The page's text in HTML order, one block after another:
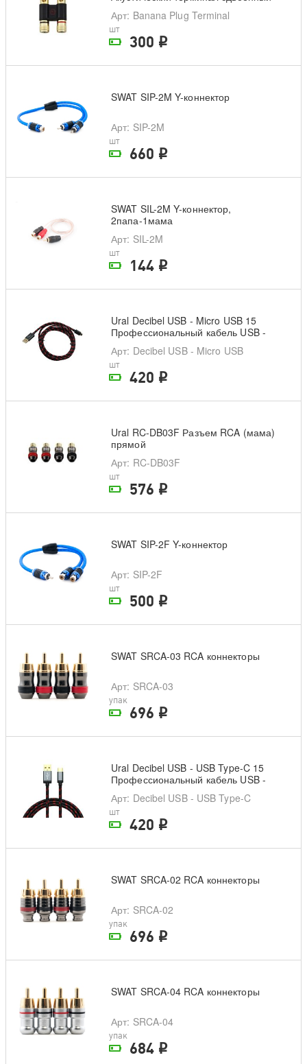
На складе поставщика
"банан"
Арт: Banana Plug Terminal
шт
300 i
На складе поставщика
SWAT SIP-2M Y-коннектор
Арт: SIP-2M
шт
660 i
На складе поставщика
SWAT SIL-2M Y-коннектор,
2папа-1мама
Арт: SIL-2M
шт
144 i
На складе поставщика
Ural Decibel USB - Micro USB 15
Профессиональный кабель USB -
Micro USB
Арт: Decibel USB - Micro USB
шт
420 i
На складе поставщика
Ural RC-DB03F Разъем RCA (мама)
прямой
Арт: RC-DB03F
шт
576 i
На складе поставщика
SWAT SIP-2F Y-коннектор
Арт: SIP-2F
шт
500 i
На складе поставщика
SWAT SRCA-03 RCA коннекторы
Арт: SRCA-03
упак
696 i
На складе поставщика
Ural Decibel USB - USB Type-C 15
Профессиональный кабель USB -
USB Type-C
Арт: Decibel USB - USB Type-C
шт
420 i
На складе поставщика
SWAT SRCA-02 RCA коннекторы
Арт: SRCA-02
упак
696 i
На складе поставщика
SWAT SRCA-04 RCA коннекторы
Арт: SRCA-04
упак
684 i